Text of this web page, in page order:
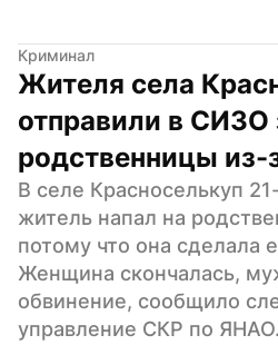
Криминал
Жителя села
отправили в СИЗО
родственницы из-
В селе Красноселькуп
житель напал на
потому что она сделала
Женщина скончалась,
обвинение, сообщило
управление СКР по ЯНАО.